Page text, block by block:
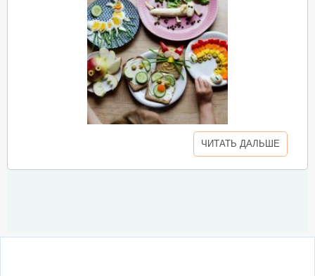
ЧИТАТЬ ДАЛЬШЕ